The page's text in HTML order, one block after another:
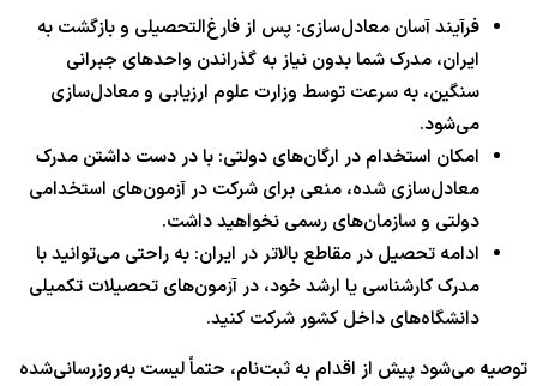
فرآیند آسان معادل‌سازی: پس از فارغ‌التحصیلی و بازگشت به
ایران، مدرک شما بدون نیاز به گذراندن واحدهای جبرانی
سنگین، به سرعت توسط وزارت علوم ارزیابی و معادل‌سازی
می‌شود.
امکان استخدام در ارگان‌های دولتی: با در دست داشتن مدرک
معادل‌سازی شده، منعی برای شرکت در آزمون‌های استخدامی
دولتی و سازمان‌های رسمی نخواهید داشت.
ادامه تحصیل در مقاطع بالاتر در ایران: به راحتی می‌توانید با
مدرک کارشناسی یا ارشد خود، در آزمون‌های تحصیلات تکمیلی
دانشگاه‌های داخل کشور شرکت کنید.
توصیه می‌شود پیش از اقدام به ثبت‌نام، حتماً لیست به‌روزرسانی‌شده